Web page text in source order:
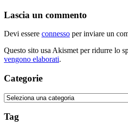
Lascia un commento
Devi essere connesso per inviare un
Questo sito usa Akismet per ridurre lo
vengono elaborati.
Categorie
Categorie
Tag